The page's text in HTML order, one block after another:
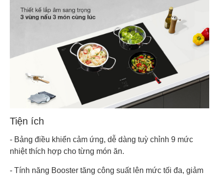
Tiện ích
- Bảng điều khiển cảm ứng, dễ dàng tuỳ chỉnh 9 mức
nhiệt thích hợp cho từng món ăn.
- Tính năng Booster tăng công suất lên mức tối đa, giảm